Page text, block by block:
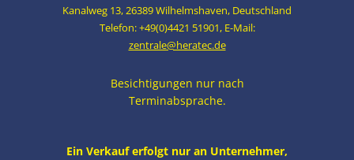
Kanalweg 13, 26389 Wilhelmshaven, Deutschland
Telefon: +49(0)4421 51901, E-Mail:
zentrale@heratec.de
Besichtigungen nur nach
Terminabsprache.
Ein Verkauf erfolgt nur an Unternehmer,